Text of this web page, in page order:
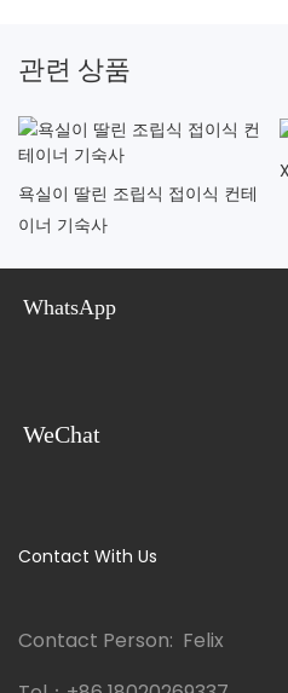
관련 상품
욕실이 딸린 조립식 접이식 컨테
이너 기숙사
WhatsApp
WeChat
Contact With Us
Contact Person: Felix